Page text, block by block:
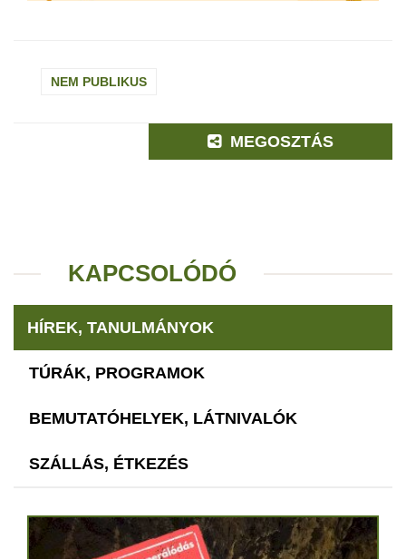
NEM PUBLIKUS
MEGOSZTÁS
KAPCSOLÓDÓ
HÍREK, TANULMÁNYOK
TÚRÁK, PROGRAMOK
BEMUTATÓHELYEK, LÁTNIVALÓK
SZÁLLÁS, ÉTKEZÉS